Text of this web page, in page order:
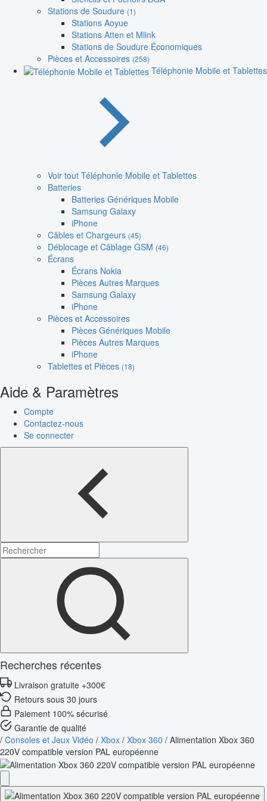
Stations de Soudure (1)
Stations Aoyue
Stations Atten et Mlink
Stations de Soudure Économiques
Pièces et Accessoires (258)
Téléphonie Mobile et Tablettes
Voir tout Téléphonie Mobile et Tablettes
Batteries
Batteries Génériques Mobile
Samsung Galaxy
iPhone
Câbles et Chargeurs (45)
Déblocage et Câblage GSM (46)
Écrans
Écrans Nokia
Pièces Autres Marques
Samsung Galaxy
iPhone
Pièces et Accessoires
Pièces Génériques Mobile
Pièces Autres Marques
iPhone
Tablettes et Pièces (18)
Aide & Paramètres
Compte
Contactez-nous
Se connecter
Recherches récentes
Livraison gratuite +300€
Retours sous 30 jours
Paiement 100% sécurisé
Garantie de qualité
/ Consoles et Jeux Vidéo / Xbox / Xbox 360 / Alimentation Xbox 360
220V compatible version PAL européenne